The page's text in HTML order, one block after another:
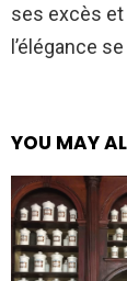
ses excès
l’élégance
YOU MAY